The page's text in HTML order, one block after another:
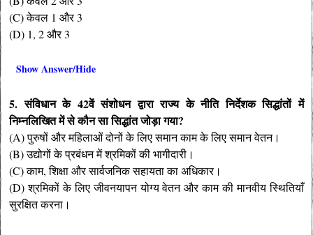
(C) केवल 1 और 3
(D) 1, 2 और 3
Show Answer/Hide
5. संविधान के 42वें संशोधन द्वारा राज्य के नीति निर्देशक सिद्धांतों में
निम्नलिखित में से कौन सा सिद्धांत जोड़ा गया?
(A) पुरुषों और महिलाओं दोनों के लिए समान काम के लिए समान वेतन।
(B) उद्योगों के प्रबंधन में श्रमिकों की भागीदारी।
(C) काम, शिक्षा और सार्वजनिक सहायता का अधिकार।
(D) श्रमिकों के लिए जीवनयापन योग्य वेतन और काम की मानवीय स्थितियाँ
सुरक्षित करना।